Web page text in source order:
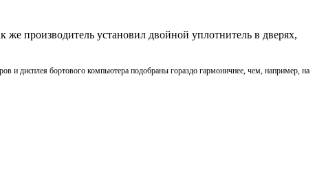
производитель установил двойной уплотнитель в дверях,
и дисплея бортового компьютера подобраны гораздо гармоничнее, чем, например, на